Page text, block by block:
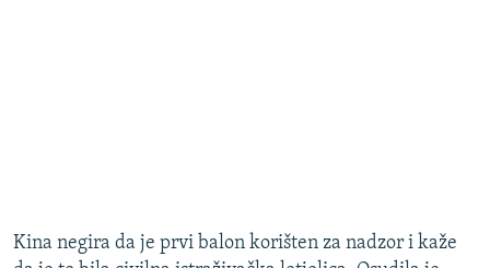
Kina negira da je prvi balon korišten za nadzor i kaže